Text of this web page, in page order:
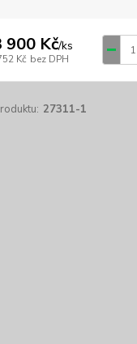
900 Kč/ks
Kč bez DPH
27311-1